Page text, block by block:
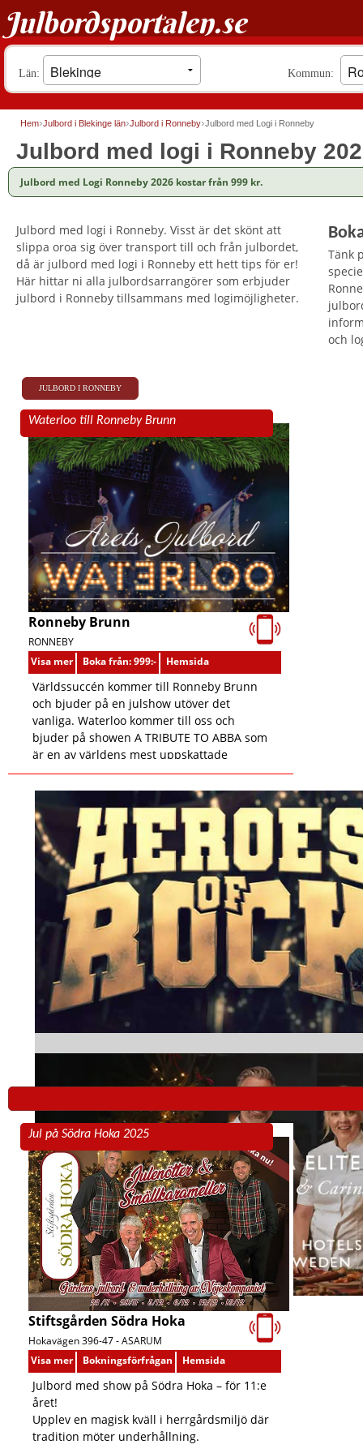
Julbordsportalen.se
Län: Kommun:
Hem Julbord i Blekinge län Julbord i Ronneby Julbord med Logi i Ronneby
Julbord med logi i Ronneby
Julbord med Logi Ronneby 2026 kostar från 999 kr.
Julbord med logi i Ronneby. Visst är det skönt att
slippa oroa sig över transport till och från julbordet,
då är julbord med logi i Ronneby ett hett tips för er!
Här hittar ni alla julbordsarrangörer som erbjuder
julbord i Ronneby tillsammans med logimöjligheter.
Tänk
och
JULBORD I RONNEBY
Waterloo till Ronneby Brunn
Ronneby Brunn
RONNEBY
Visa mer
Boka från: 999:- Hemsida
Världssuccén kommer till Ronneby Brunn
och bjuder på en julshow utöver det
vanliga. Waterloo kommer till oss och
bjuder på showen A TRIBUTE TO ABBA som
är en av världens mest uppskattade
hyllningar till ABBA.
Jul på Södra Hoka 2025
Stiftsgården Södra Hoka
Hokavägen 396-47 -ASARUM
Visa mer
Bokningsförfrågan Hemsida
Julbord med show på Södra Hoka – för 11:e
året!
Upplev en magisk kväll i herrgårdsmiljö där
tradition möter underhållning.